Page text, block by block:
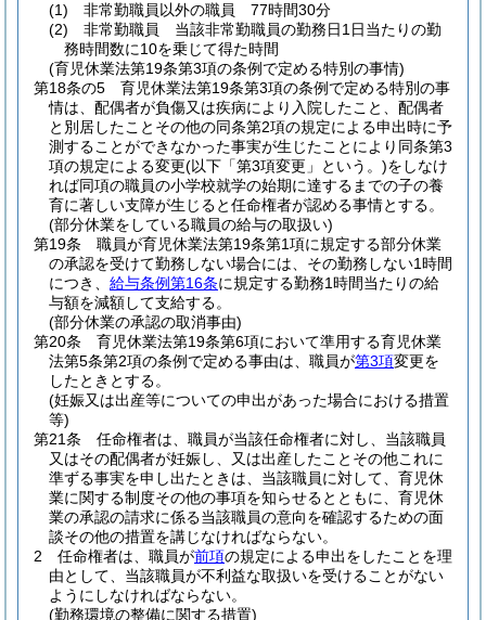
(1)
非常勤職員以外の職員 77時間30分
(2)
非常勤職員 当該非常勤職員の勤務日1日当たりの勤
務時間数に10を乗じて得た時間
(育児休業法第19条第3項の条例で定める特別の事情)
第18条の5
育児休業法第19条第3項の条例で定める特別の事
情は、配偶者が負傷又は疾病により入院したこと、配偶者
と別居したことその他の同条第2項の規定による申出時に予
測することができなかった事実が生じたことにより同条第3
項の規定による変更(以下「第3項変更」という。)をしなけ
れば同項の職員の小学校就学の始期に達するまでの子の養
育に著しい支障が生じると任命権者が認める事情とする。
(部分休業をしている職員の給与の取扱い)
第19条
職員が育児休業法第19条第1項に規定する部分休業
の承認を受けて勤務しない場合には、その勤務しない1時間
につき、 給与条例第16条に規定する勤務1時間当たりの給
与額を減額して支給する。
(部分休業の承認の取消事由)
第20条
育児休業法第19条第6項において準用する育児休業
法第5条第2項の条例で定める事由は、職員が第3項変更を
したときとする。
(妊娠又は出産等についての申出があった場合における措置
等)
第21条
任命権者は、職員が当該任命権者に対し、当該職員
又はその配偶者が妊娠し、又は出産したことその他これに
準ずる事実を申し出たときは、当該職員に対して、育児休
業に関する制度その他の事項を知らせるとともに、育児休
業の承認の請求に係る当該職員の意向を確認するための面
談その他の措置を講じなければならない。
2
任命権者は、職員が前項の規定による申出をしたことを理
由として、当該職員が不利益な取扱いを受けることがない
ようにしなければならない。
(勤務環境の整備に関する措置)